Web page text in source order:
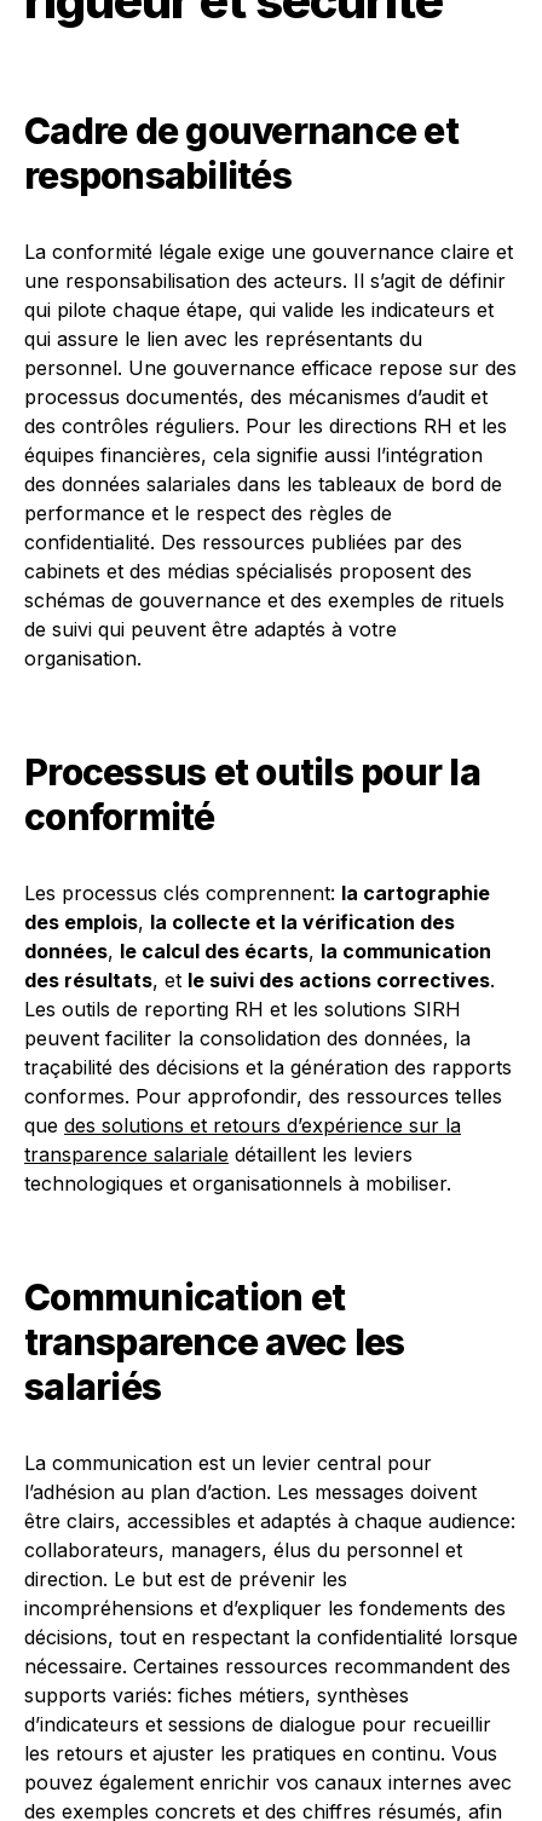
Cadre de gouvernance et
responsabilités
La conformité légale exige une gouvernance claire et
une responsabilisation des acteurs. Il s’agit de définir
qui pilote chaque étape, qui valide les indicateurs et
qui assure le lien avec les représentants du
personnel. Une gouvernance efficace repose sur des
processus documentés, des mécanismes d’audit et
des contrôles réguliers. Pour les directions RH et les
équipes financières, cela signifie aussi l’intégration
des données salariales dans les tableaux de bord de
performance et le respect des règles de
confidentialité. Des ressources publiées par des
cabinets et des médias spécialisés proposent des
schémas de gouvernance et des exemples de rituels
de suivi qui peuvent être adaptés à votre
organisation.
Processus et outils pour la
conformité
Les processus clés comprennent: la cartographie
des emplois, la collecte et la vérification des
données, le calcul des écarts, la communication
des résultats, et le suivi des actions correctives.
Les outils de reporting RH et les solutions SIRH
peuvent faciliter la consolidation des données, la
traçabilité des décisions et la génération des rapports
conformes. Pour approfondir, des ressources telles
que des solutions et retours d’expérience sur la
transparence salariale détaillent les leviers
technologiques et organisationnels à mobiliser.
Communication et
transparence avec les
salariés
La communication est un levier central pour
l’adhésion au plan d’action. Les messages doivent
être clairs, accessibles et adaptés à chaque audience:
collaborateurs, managers, élus du personnel et
direction. Le but est de prévenir les
incompréhensions et d’expliquer les fondements des
décisions, tout en respectant la confidentialité lorsque
nécessaire. Certaines ressources recommandent des
supports variés: fiches métiers, synthèses
d’indicateurs et sessions de dialogue pour recueillir
les retours et ajuster les pratiques en continu. Vous
pouvez également enrichir vos canaux internes avec
des exemples concrets et des chiffres résumés, afin